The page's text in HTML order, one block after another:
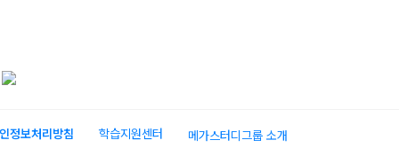
정보처리방침 학습지원센터 메가스터디그룹 소개